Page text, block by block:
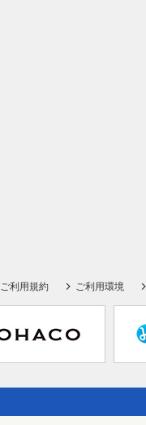
ご利用規約 ご利用環境